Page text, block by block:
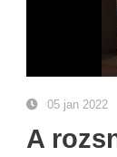
05 jan 2022
A